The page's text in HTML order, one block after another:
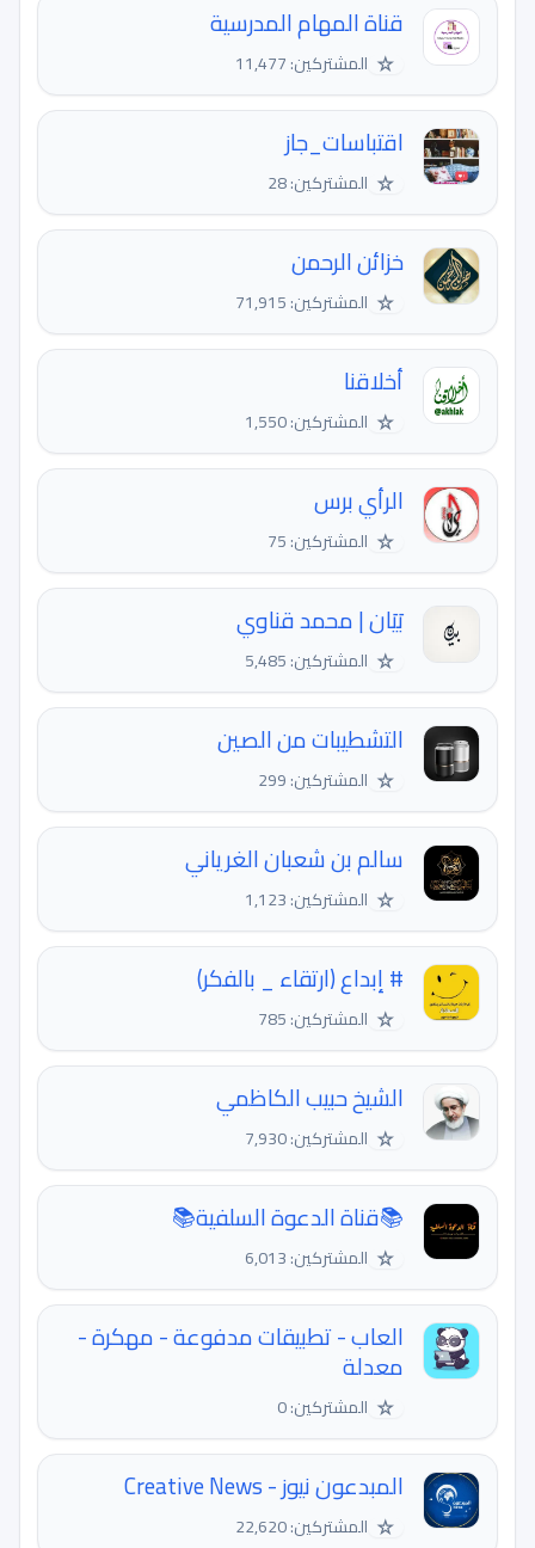
قناة المهام المدرسية
☆ المشتركين: 11,477
اقتباسات_جاز
☆ المشتركين: 28
خزائن الرحمن
☆ المشتركين: 71,915
أخلاقنا
☆ المشتركين: 1,550
الرأي برس
☆ المشتركين: 75
بَيَان | محمد قناوي
☆ المشتركين: 5,485
التشطيبات من الصين
☆ المشتركين: 299
سالم بن شعبان الغرياني
☆ المشتركين: 1,123
# إبداع (ارتقاء _ بالفكر)
☆ المشتركين: 785
الشيخ حبيب الكاظمي
☆ المشتركين: 7,930
📚قناة الدعوة السلفية📚
☆ المشتركين: 6,013
العاب - تطبيقات مدفوعة - مهكرة -
معدلة
☆ المشتركين: 0
المبدعون نيوز - Creative News
☆ المشتركين: 22,620